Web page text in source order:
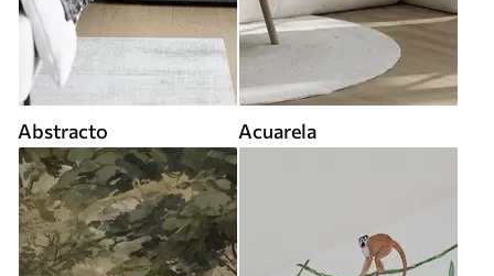
Abstracto Acuarela